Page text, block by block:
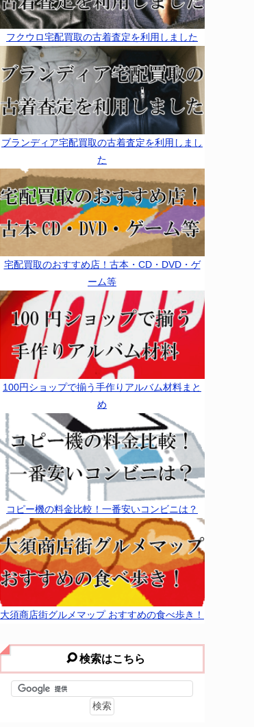
フクウロ宅配買取の古着査定を利用しました
ブランディア宅配買取の古着査定を利用しまし
た
宅配買取のおすすめ店！古本・CD・DVD・ゲ
ーム等
100円ショップで揃う手作りアルバム材料まと
め
コピー機の料金比較！一番安いコンビニは？
大須商店街グルメマップ おすすめの食べ歩き！
検索はこちら